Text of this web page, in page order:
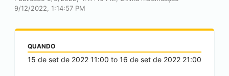
9/12/2022, 1:14:57 PM
QUANDO
15 de set de 2022 11:00 to 16 de set de 2022 21:00